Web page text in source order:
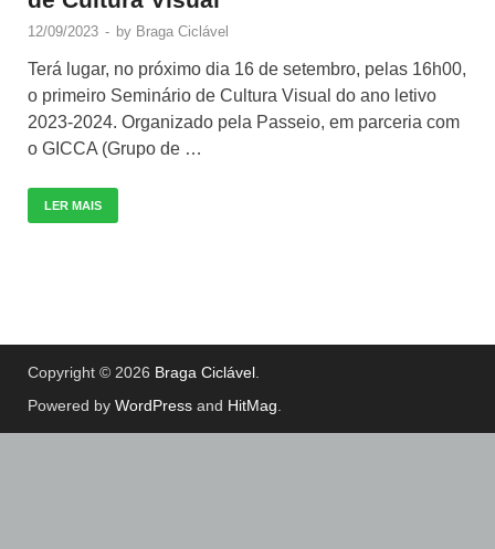
12/09/2023 - by Braga Ciclável
Terá lugar, no próximo dia 16 de setembro, pelas 16h00,
o primeiro Seminário de Cultura Visual do ano letivo
2023-2024. Organizado pela Passeio, em parceria com
o GICCA (Grupo de …
LER MAIS
Copyright © 2026 Braga Ciclável
Powered by WordPress and HitMag